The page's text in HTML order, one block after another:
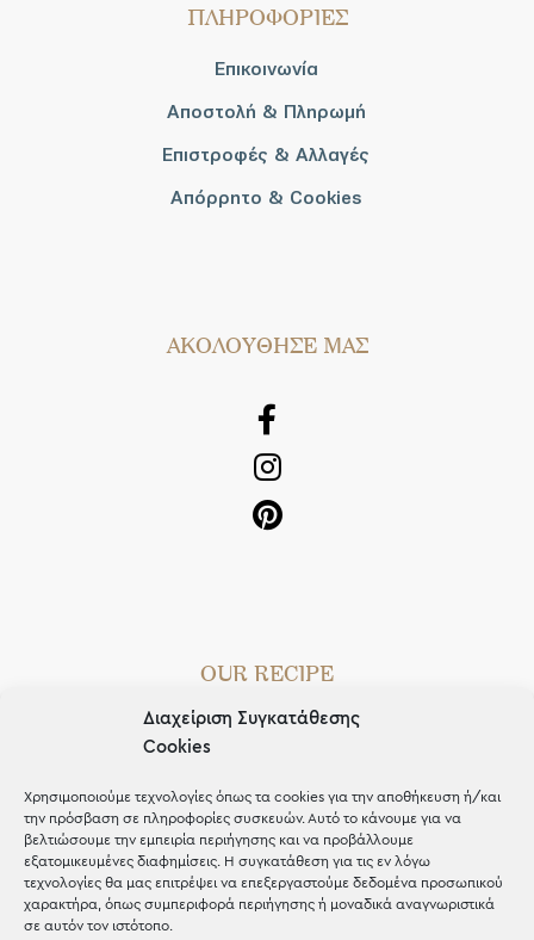
Διαχείριση Συγκατάθεσης
Cookies
Χρησιμοποιούμε τεχνολογίες όπως τα cookies για την αποθήκευση ή/και
την πρόσβαση σε πληροφορίες συσκευών. Αυτό το κάνουμε για να
βελτιώσουμε την εμπειρία περιήγησης και να προβάλλουμε
εξατομικευμένες διαφημίσεις. Η συγκατάθεση για τις εν λόγω
τεχνολογίες θα μας επιτρέψει να επεξεργαστούμε δεδομένα προσωπικού
χαρακτήρα, όπως συμπεριφορά περιήγησης ή μοναδικά αναγνωριστικά
σε αυτόν τον ιστότοπο.
ΠΛΗΡΟΦΟΡΙΕΣ
Επικοινωνία
Αποστολή & Πληρωμή
Επιστροφές & Αλλαγές
Απόρρητο & Cookies
AΚΟΛΟΥΘΗΣΕ ΜΑΣ
OUR RECIPE
Gifts
Blog
Shop the look